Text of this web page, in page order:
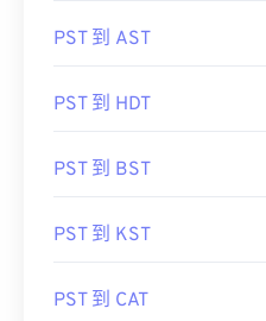
PST 到 AST
PST 到 HDT
PST 到 BST
PST 到 KST
PST 到 CAT